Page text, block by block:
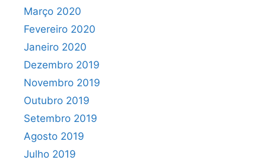
Março 2020
Fevereiro 2020
Janeiro 2020
Dezembro 2019
Novembro 2019
Outubro 2019
Setembro 2019
Agosto 2019
Julho 2019